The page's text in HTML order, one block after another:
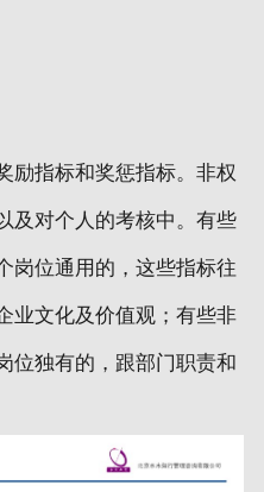
励指标和奖惩指标。非权
及对个人的考核中。有些
岗位通用的，这些指标往
业文化及价值观；有些非
位独有的，跟部门职责和